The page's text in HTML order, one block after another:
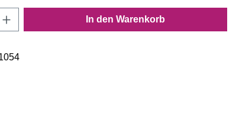
Gib den gewünschten Wert ein
In den Warenkorb